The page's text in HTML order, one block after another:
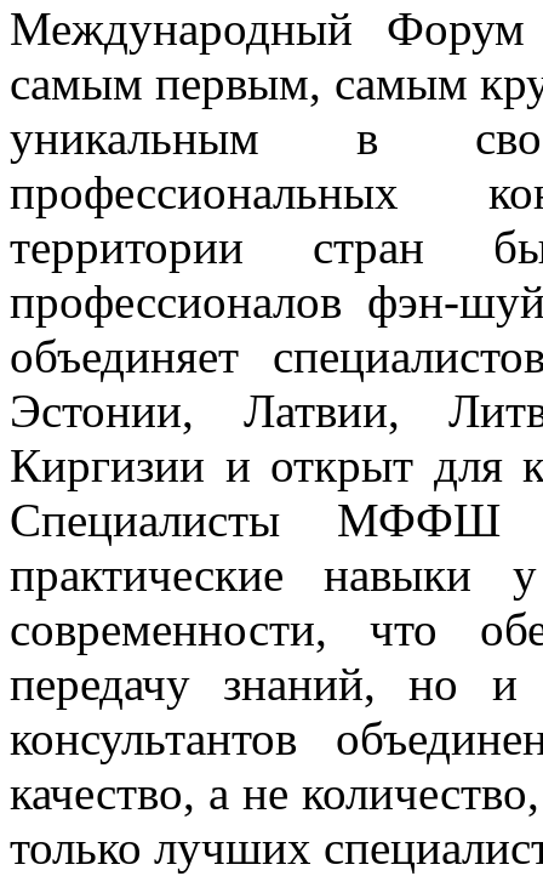
Международный
самым первым, самым
уникальным в
профессиональных
территории стран
профессионалов фэн-
объединяет
Эстонии, Латвии,
Киргизии и открыт для
Специалисты МФФШ
практические навыки
современности, что
передачу знаний, но и
консультантов
качество, а не
только лучших